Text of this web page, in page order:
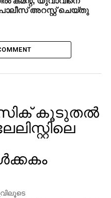
അറസ്റ്റ് ചെയ്തു
കൂടുതല്‍